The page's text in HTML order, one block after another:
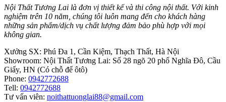
Nội Thất Tương Lai là đơn vị thiết kế và thi công nội thất. Với kinh
nghiệm trên 10 năm, chúng tôi luôn mang đến cho khách hàng
những sản phẩm/dịch vụ chất lượng đảm bảo phù hợp với mọi
không gian.
Xưởng SX: Phú Đa 1, Cần Kiệm, Thạch Thất, Hà Nội
Showroom: Nội Thất Tương Lai: Số 28 ngõ 20 phố Nghĩa Đô, Cầu
Giấy, HN (Có chỗ để ôtô)
Phone: 0942772688
Tell: 0942772688
Tư vấn viên: noithattuonglai88@gmail.com